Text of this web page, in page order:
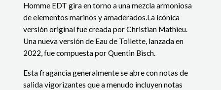
Homme EDT gira en torno a una mezcla armoniosa
de elementos marinos y amaderados.La icónica
versión original fue creada por Christian Mathieu.
Una nueva versión de Eau de Toilette, lanzada en
2022, fue compuesta por Quentin Bisch.
Esta fragancia generalmente se abre con notas de
salida vigorizantes que a menudo incluyen notas